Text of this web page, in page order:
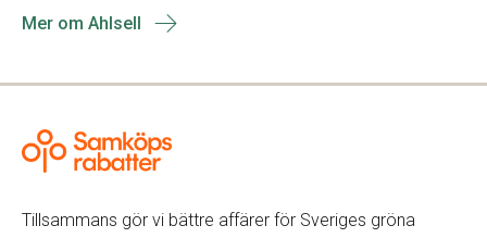
Mer om Ahlsell
Tillsammans gör vi bättre affärer för Sveriges gröna